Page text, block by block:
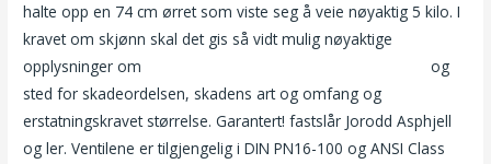
halte opp en 74 cm ørret som viste seg å veie nøyaktig 5 kilo. I
kravet om skjønn skal det gis så vidt mulig nøyaktige
opplysninger om
og
sted for skadeordelsen, skadens art og omfang og
erstatningskravet størrelse. Garantert! fastslår Jorodd Asphjell
og ler. Ventilene er tilgjengelig i DIN PN16-100 og ANSI Class